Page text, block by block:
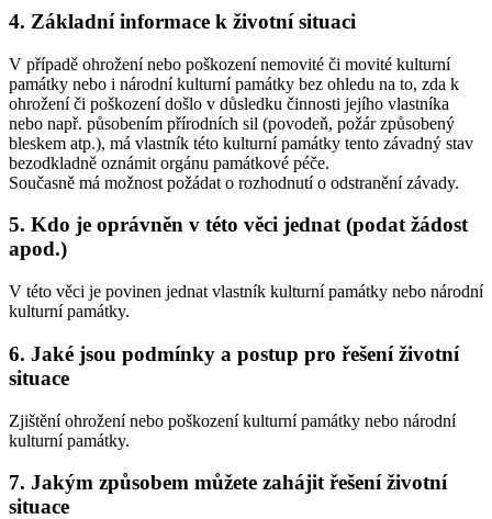
4. Základní informace k životní situaci
V případě ohrožení nebo poškození nemovité či movité kulturní
památky nebo i národní kulturní památky bez ohledu na to, zda k
ohrožení či poškození došlo v důsledku činnosti jejího vlastníka
nebo např. působením přírodních sil (povodeň, požár způsobený
bleskem atp.), má vlastník této kulturní památky tento závadný stav
bezodkladně oznámit orgánu památkové péče.
Současně má možnost požádat o rozhodnutí o odstranění závady.
5. Kdo je oprávněn v této věci jednat (podat žádost
apod.)
V této věci je povinen jednat vlastník kulturní památky nebo národní
kulturní památky.
6. Jaké jsou podmínky a postup pro řešení životní
situace
Zjištění ohrožení nebo poškození kulturní památky nebo národní
kulturní památky.
7. Jakým způsobem můžete zahájit řešení životní
situace